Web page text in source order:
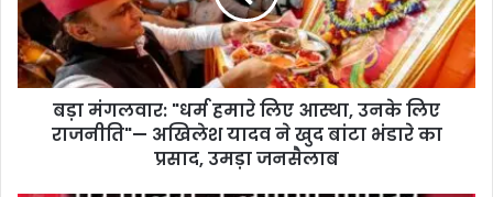
बड़ा मंगलवार: "धर्म हमारे लिए आस्था, उनके लिए
राजनीति"— अखिलेश यादव ने खुद बांटा भंडारे का
प्रसाद, उमड़ा जनसैलाब